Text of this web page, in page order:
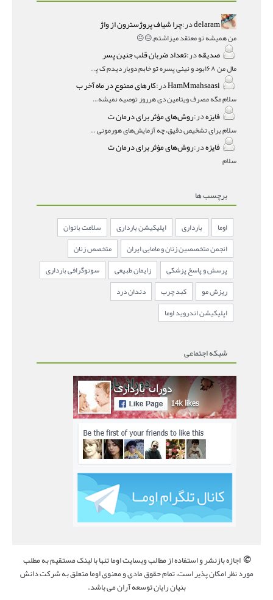
delaramدر:چرا شیاف پروژسترون از واژ
من همیشه تو معتقد میزاشتم,,😑😐
صدیقهدر:تعداد ضربان قلب جنین پسر
مال من ۱۶۸بود و نینی پسره تو خابم دوبار دیدم ک پسره
HamMmahsaasiدر:کارهای ممنوع در ماه آخر ب
سلام مگه مصرف ویتامین دی هرروز توصیه نمیشه؟درمقاله میگه
فایزهدر:روش‌های مؤثر برای درمان ت
سلام برای تشخیص دقیق، چه آزمایش‌های هورمونی و چه سونوگر
فایزهدر:روش‌های مؤثر برای درمان ت
سلام
برچسب ها
اوما بارداری اپلیکیشن بارداری
سلامت بانوان
انجمن متخصصین زنان و مامایی ایران
متخصص زنان
پرسش و پاسخ پزشکی
زایمان طبیعی
سونوگرافی بارداری
ریزش مو
کبد چرب
دندان درد
اپلیکیشن اندروید اوما
شبکه اجتماعی
©اجازه بازنشر و استفاده از مطالب وبسایت اوما تنها با لینک مستقیم به مطلب
مورد نظر امکان پذیر است، تمام حقوق مادی و معنوی اوما متعلق به شرکت دانش
بنیان رایان توسعه آران می باشد.